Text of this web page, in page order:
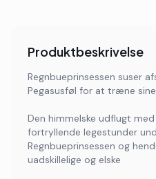
Produktbeskrivelse
Regnbueprinsessen suser
Pegasusføl for at træne
Den himmelske udflugt
fortryllende legestunder
Regnbueprinsessen og
uadskillelige og elske